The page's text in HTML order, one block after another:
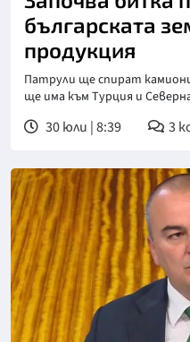
българската
продукция
Патрули ще спират
ще има към Турция и
30 юли | 8:39 3